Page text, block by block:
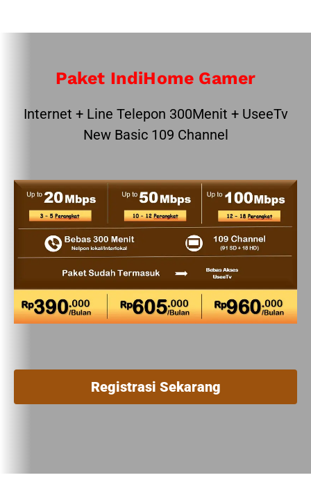
Paket IndiHome Gamer
Internet + Line Telepon 300Menit + UseeTv
New Basic 109 Channel
Registrasi Sekarang